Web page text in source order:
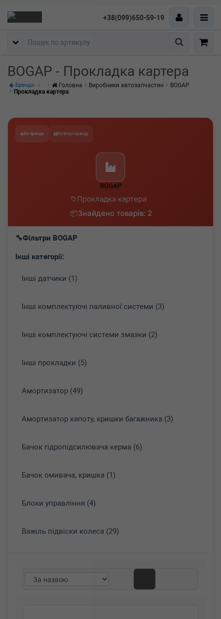
+38(099)650-59-19
Пошук
BOGAP - Прокладка картера
Бренди Головна Виробники автозапчастин
BOGAP
Прокладка картера
Всі бренди Категорії бренду
BOGAP
Прокладка картера
Знайдено товарів: 2
Фільтри BOGAP
Інші категорії:
Інші датчики (1)
Інші комплектуючі паливної системи (3)
Інші комплектуючі системи змазки (2)
Інші прокладки (5)
Амортизатор (49)
Амортизатор капоту, кришки багажника (3)
Бачок гідропідсилювача керма (6)
Бачок омивача, кришка (1)
Блоки управління (4)
Важіль підвіски колеса (29)